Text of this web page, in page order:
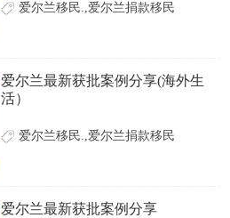
爱尔兰移民.,爱尔兰捐款移民
爱尔兰最新获批案例分享(海外生
活）
爱尔兰移民.,爱尔兰捐款移民
爱尔兰最新获批案例分享